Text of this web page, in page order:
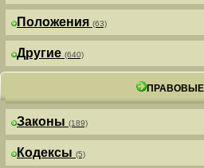
Положения (63)
Другие (640)
Законы (189)
Кодексы (5)